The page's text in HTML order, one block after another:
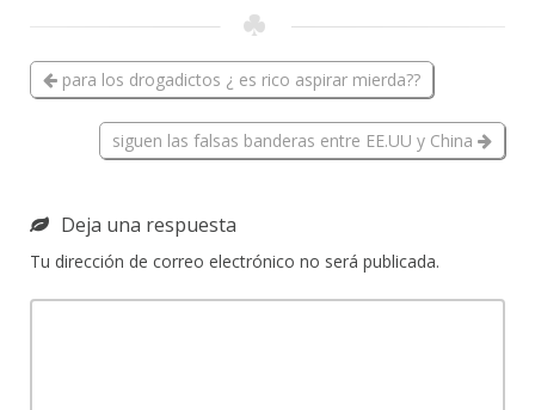
para los drogadictos ¿ es rico aspirar mierda??
siguen las falsas banderas entre EE.UU y China
Deja una respuesta
Tu dirección de correo electrónico no será publicada.